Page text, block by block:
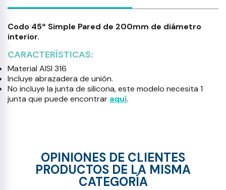
Codo 45º Simple Pared de 200mm de diámetro
interior.
CARACTERÍSTICAS:
Material AISI 316
Incluye abrazadera de unión.
No incluye la junta de silicona, este modelo necesita 1
junta que puede encontrar aquí.
OPINIONES DE CLIENTES
PRODUCTOS DE LA MISMA
CATEGORÍA